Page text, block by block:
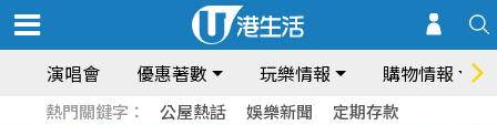
演唱會 優惠著數 玩樂情報 購物情報
熱門關鍵字： 公屋熱話 娛樂新聞 定期存款